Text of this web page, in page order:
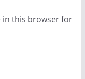
in this browser for